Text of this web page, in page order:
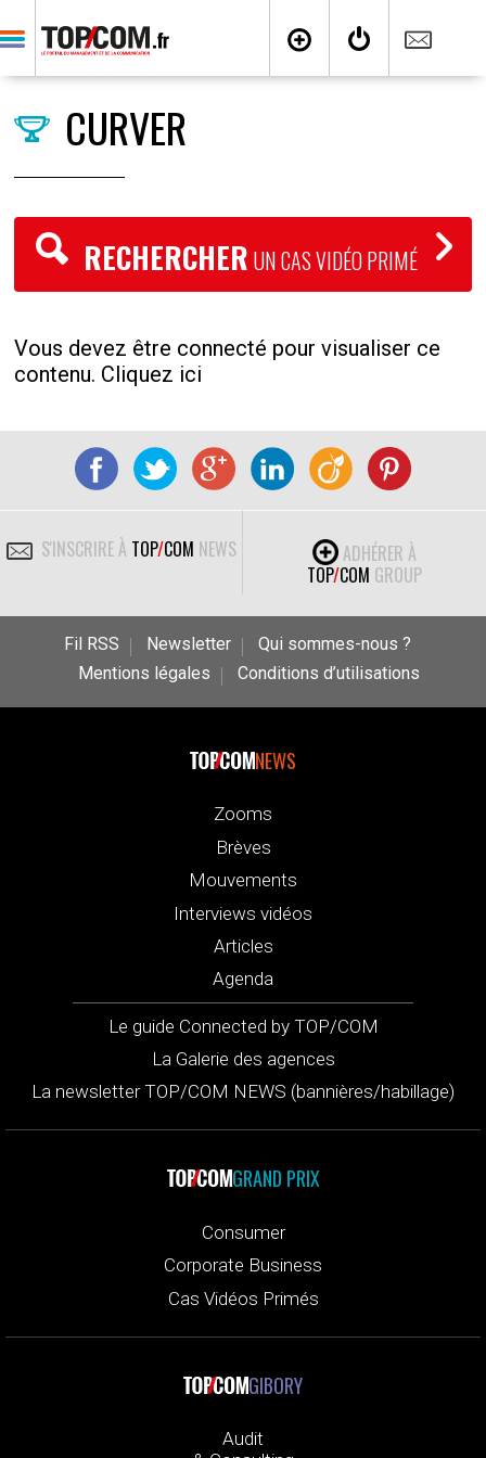
CURVER
RECHERCHER UN CAS VIDÉO PRIMÉ
Vous devez être connecté pour visualiser ce
contenu. Cliquez ici
S'INSCRIRE À TOP/COM NEWS
ADHÉRER À
TOP/COM GROUP
Fil RSS Newsletter
Qui sommes-nous ?
Mentions légales
Conditions d’utilisations
NEWS
Zooms
Brèves
Mouvements
Interviews vidéos
Articles
Agenda
Le guide Connected by TOP/COM
La Galerie des agences
La newsletter TOP/COM NEWS (bannières/habillage)
GRAND PRIX
Consumer
Corporate Business
Cas Vidéos Primés
GIBORY
Audit